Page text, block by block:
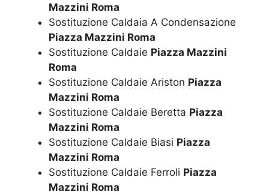
Mazzini Roma
Sostituzione Caldaia A Condensazione
Piazza Mazzini Roma
Sostituzione Caldaie Piazza Mazzini
Roma
Sostituzione Caldaie Ariston Piazza
Mazzini Roma
Sostituzione Caldaie Beretta Piazza
Mazzini Roma
Sostituzione Caldaie Biasi Piazza
Mazzini Roma
Sostituzione Caldaie Ferroli Piazza
Mazzini Roma